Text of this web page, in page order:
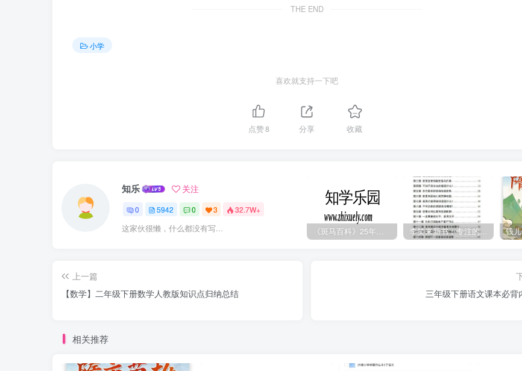
THE END
小学
喜欢就支持一下吧
点赞8 分享 收藏
知乐 关注
0 5942 0 3 32.7W+
这家伙很懒，什么都没有写... 李笑来新书：专注的真相 [PDF]
上一篇
【数学】二年级下册数学人教版知识点归纳总结
三年级下册语文课本必背
相关推荐